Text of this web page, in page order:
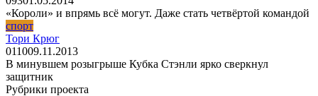
«Короли» и впрямь всё могут. Даже стать четвёртой командой
спорт
Тори Крюг
011009.11.2013
В минувшем розыгрыше Кубка Стэнли ярко сверкнул
защитник
Рубрики проекта